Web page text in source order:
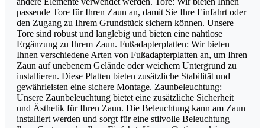
passende Tore für Ihren Zaun an, damit Sie Ihre Einfahrt oder
den Zugang zu Ihrem Grundstück sichern können. Unsere
Tore sind robust und langlebig und bieten eine nahtlose
Ergänzung zu Ihrem Zaun. Fußadapterplatten: Wir bieten
Ihnen verschiedene Arten von Fußadapterplatten an, um Ihren
Zaun auf unebenem Gelände oder weichem Untergrund zu
installieren. Diese Platten bieten zusätzliche Stabilität und
gewährleisten eine sichere Montage. Zaunbeleuchtung:
Unsere Zaunbeleuchtung bietet eine zusätzliche Sicherheit
und Ästhetik für Ihren Zaun. Die Beleuchtung kann am Zaun
installiert werden und sorgt für eine stilvolle Beleuchtung